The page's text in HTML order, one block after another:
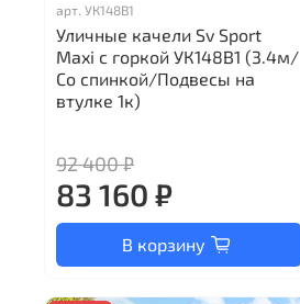
арт. УК148В1
Уличные качели Sv Sport
Maxi с горкой УК148В1 (3.4м/
Со спинкой/Подвесы на
втулке 1к)
92 400 ₽
83 160 ₽
В корзину